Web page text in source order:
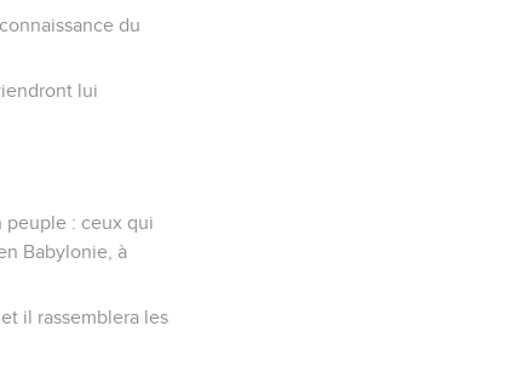
du
lui
peuple : ceux qui
Babylonie, à
il rassemblera les